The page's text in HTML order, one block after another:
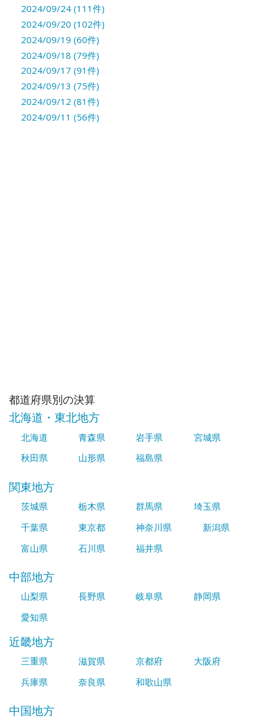
2024/09/24 (111件)
2024/09/20 (102件)
2024/09/19 (60件)
2024/09/18 (79件)
2024/09/17 (91件)
2024/09/13 (75件)
2024/09/12 (81件)
2024/09/11 (56件)
都道府県別の決算
北海道・東北地方
北海道 青森県 岩手県
宮城県
秋田県
山形県 福島県
関東地方
茨城県 栃木県 群馬県
埼玉県
千葉県
東京都 神奈川県
新潟県
富山県
石川県 福井県
中部地方
山梨県 長野県 岐阜県
静岡県
愛知県
近畿地方
三重県 滋賀県 京都府
大阪府
兵庫県
奈良県 和歌山県
中国地方